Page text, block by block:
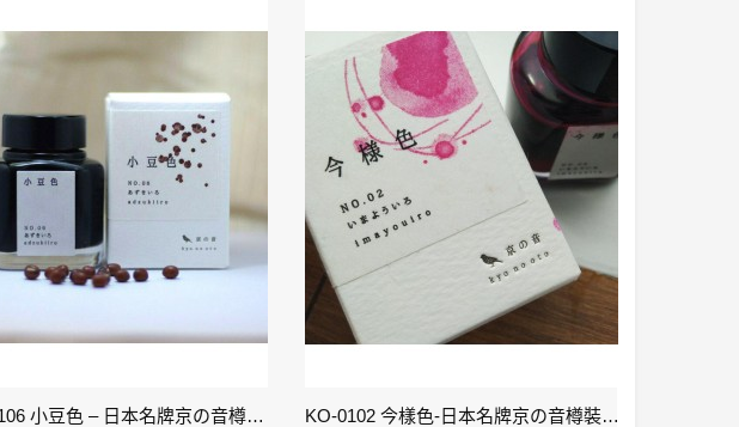
KO-0106 小豆色 – 日本名牌京の音樽裝鋼筆墨水40ml 4573356130159
KO-0102 今樣色-日本名牌京の音樽裝鋼筆墨水40ml 4573356130029